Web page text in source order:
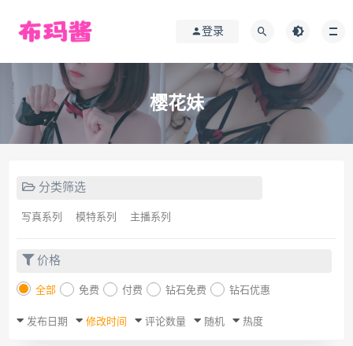
登录
樱花妹
分类筛选
写真系列 模特系列 主播系列
价格
全部 免费 付费 钻石免费 钻石优惠
发布日期 修改时间 评论数量 随机 热度